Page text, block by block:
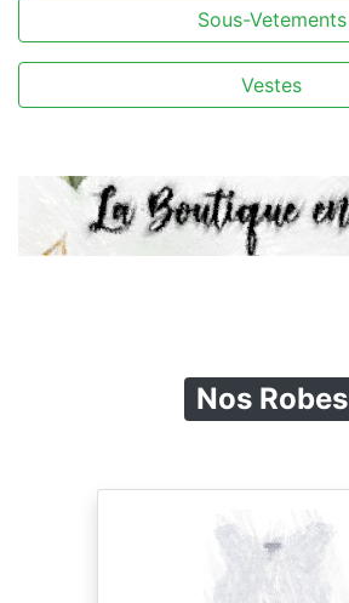
Sous-Vetements
Vestes
Nos Robes